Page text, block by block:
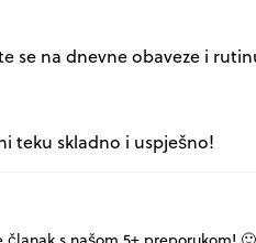
se na dnevne obaveze i
teku skladno i uspješno!